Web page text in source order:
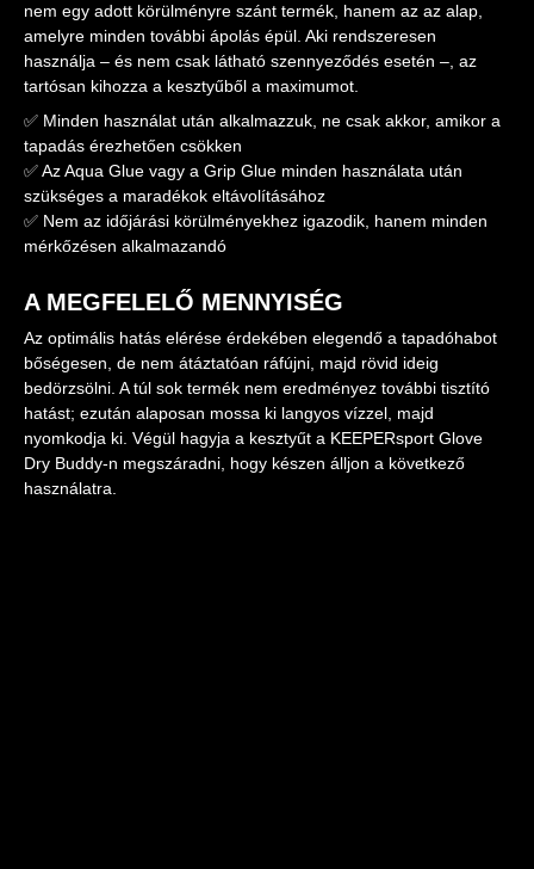
nem egy adott körülményre szánt termék, hanem az az alap,
amelyre minden további ápolás épül. Aki rendszeresen
használja – és nem csak látható szennyeződés esetén –, az
tartósan kihozza a kesztyűből a maximumot.
✅ Minden használat után alkalmazzuk, ne csak akkor, amikor a
tapadás érezhetően csökken
✅ Az Aqua Glue vagy a Grip Glue minden használata után
szükséges a maradékok eltávolításához
✅ Nem az időjárási körülményekhez igazodik, hanem minden
mérkőzésen alkalmazandó
A MEGFELELŐ MENNYISÉG
Az optimális hatás elérése érdekében elegendő a tapadóhabot
bőségesen, de nem átáztatóan ráfújni, majd rövid ideig
bedörzsölni. A túl sok termék nem eredményez további tisztító
hatást; ezután alaposan mossa ki langyos vízzel, majd
nyomkodja ki. Végül hagyja a kesztyűt a KEEPERsport Glove
Dry Buddy-n megszáradni, hogy készen álljon a következő
használatra.